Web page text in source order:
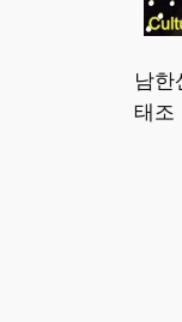
남한
태조